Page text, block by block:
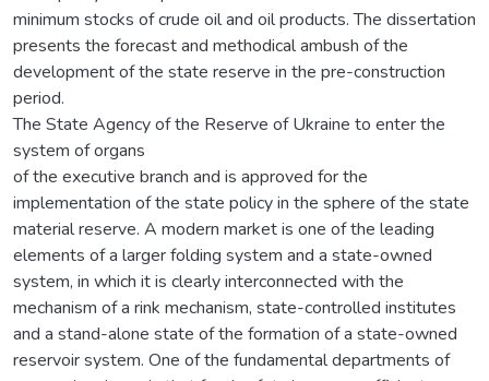
minimum stocks of crude oil and oil products. The dissertation
presents the forecast and methodical ambush of the
development of the state reserve in the pre-construction
period.
The State Agency of the Reserve of Ukraine to enter the
system of organs
of the executive branch and is approved for the
implementation of the state policy in the sphere of the state
material reserve. A modern market is one of the leading
elements of a larger folding system and a state-owned
system, in which it is clearly interconnected with the
mechanism of a rink mechanism, state-controlled institutes
and a stand-alone state of the formation of a state-owned
reservoir system. One of the fundamental departments of